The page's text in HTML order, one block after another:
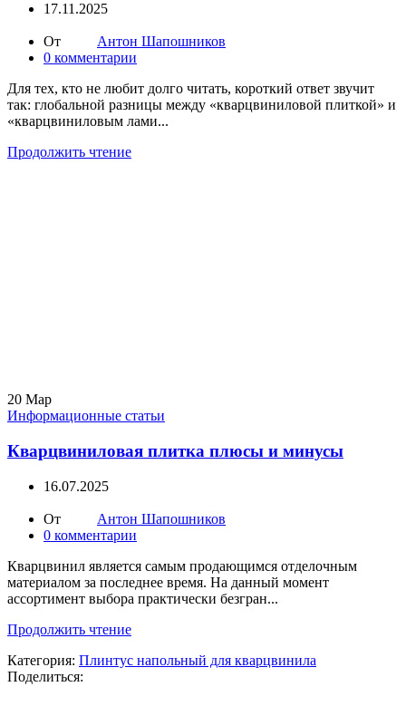
17.11.2025
От
Антон Шапошников
0 комментарии
Для тех, кто не любит долго читать, короткий ответ звучит
так: глобальной разницы между «кварцвиниловой плиткой» и
«кварцвиниловым лами...
Продолжить чтение
20 Мар
Информационные статьи
Кварцвиниловая плитка плюсы и минусы
16.07.2025
От
Антон Шапошников
0 комментарии
Кварцвинил является самым продающимся отделочным
материалом за последнее время. На данный момент
ассортимент выбора практически безгран...
Продолжить чтение
Категория: Плинтус напольный для кварцвинила
Поделиться: